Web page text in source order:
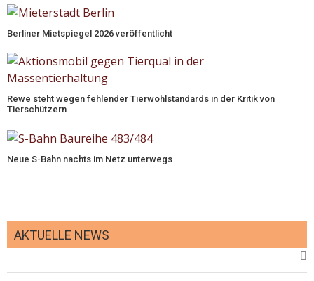
Berliner Mietspiegel 2026 veröffentlicht
Rewe steht wegen fehlender Tierwohlstandards in der Kritik von
Tierschützern
Neue S-Bahn nachts im Netz unterwegs
AKTUELLE NEWS